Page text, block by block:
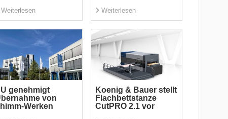
Weiterlesen Weiterlesen
genehmigt
von
Werken
Koenig & Bauer stellt
Flachbettstanze
CutPRO 2.1 vor